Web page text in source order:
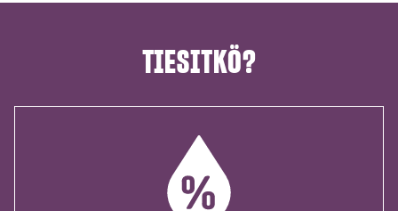
TIESITKÖ?